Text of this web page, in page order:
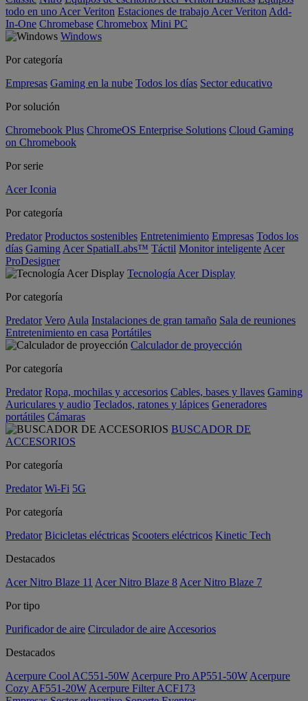
todo en uno Acer Veriton Estaciones de trabajo Acer Veriton Add-
In-One Chromebase Chromebox Mini PC
Windows
Por categoría
Empresas Gaming en la nube Todos los días Sector educativo
Por solución
Chromebook Plus ChromeOS Enterprise Solutions Cloud Gaming
on Chromebook
Por serie
Acer Iconia
Por categoría
Predator Productos sostenibles Entretenimiento Empresas Todos los
días Gaming Acer SpatialLabs™ Táctil Monitor inteligente Acer
ProDesigner
Tecnología Acer Display
Por categoría
Predator Vero Aula Instalaciones de gran tamaño Sala de reuniones
Entretenimiento en casa Portátiles
Calculador de proyección
Por categoría
Predator Ropa, mochilas y accesorios Cables, bases y llaves Gaming
Auriculares y audio Teclados, ratones y lápices Generadores
portátiles Cámaras
BUSCADOR DE
ACCESORIOS
Por categoría
Predator Wi-Fi 5G
Por categoría
Predator Bicicletas eléctricas Scooters eléctricos Kinetic Tech
Destacados
Acer Nitro Blaze 11 Acer Nitro Blaze 8 Acer Nitro Blaze 7
Por tipo
Purificador de aire Circulador de aire Accesorios
Destacados
Acerpure Cool AC551-50W Acerpure Pro AP551-50W Acerpure
Cozy AF551-20W Acerpure Filter ACF173